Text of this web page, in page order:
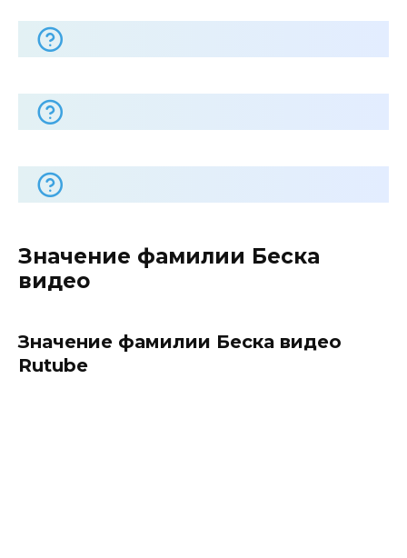
Значение фамилии Беска
видео
Значение фамилии Беска видео
Rutube